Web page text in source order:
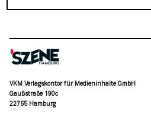
VKM Verlagskontor für Medieninhalte GmbH
Gaußstraße 190c
22765 Hamburg